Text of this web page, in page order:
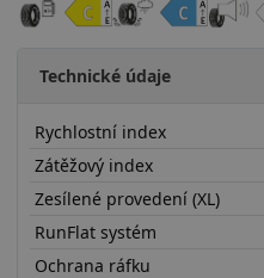
Technické údaje
Rychlostní index
Zátěžový index
Zesílené provedení (XL)
RunFlat systém
Ochrana ráfku